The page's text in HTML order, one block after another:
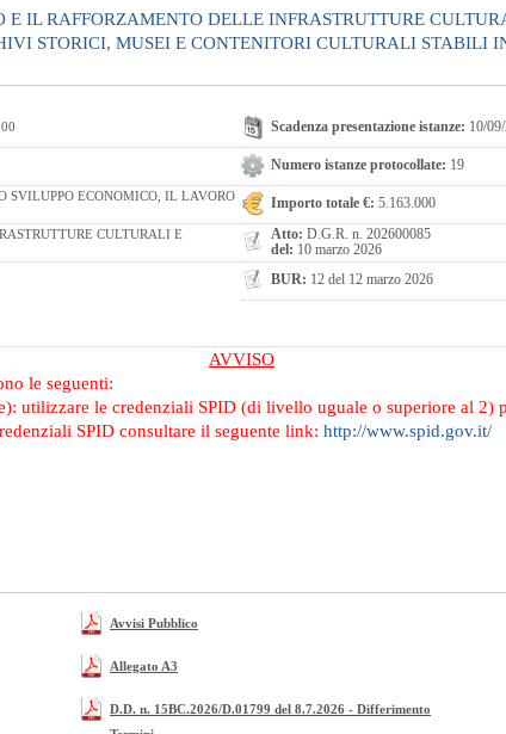
E IL RAFFORZAMENTO DELLE INFRASTRUTTURE
STORICI, MUSEI E CONTENITORI CULTURALI STABILI
SVILUPPO ECONOMICO, IL LAVORO
CULTURALI E
Scadenza presentazione istanze: 10/
Numero istanze protocollate: 19
Importo totale €: 5.163.000
Atto: D.G.R. n. 202600085
del: 10 marzo 2026
BUR: 12 del 12 marzo 2026
AVVISO
le seguenti:
utilizzare le credenziali SPID (di livello uguale o superiore al 2)
SPID consultare il seguente link: http://www.spid.gov.it/
Avvisi Pubblico
Allegato A3
D.D. n. 15BC.2026/D.01799 del 8.7.2026 - Differimento